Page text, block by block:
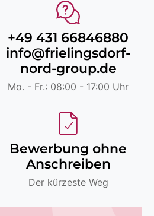
+49 431 66846880
info@frielingsdorf-
nord-group.de
Mo. - Fr.: 08:00 - 17:00 Uhr
Bewerbung ohne
Anschreiben
Der kürzeste Weg